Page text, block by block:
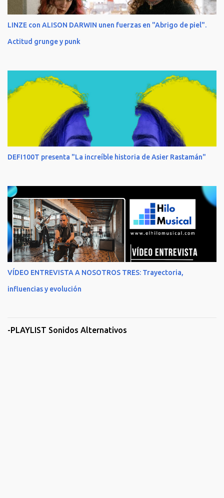
LINZE con ALISON DARWIN unen fuerzas en "Abrigo de piel".
Actitud grunge y punk
DEFI100T presenta "La increíble historia de Asier Rastamán"
VÍDEO ENTREVISTA A NOSOTROS TRES: Trayectoria,
influencias y evolución
-PLAYLIST Sonidos Alternativos